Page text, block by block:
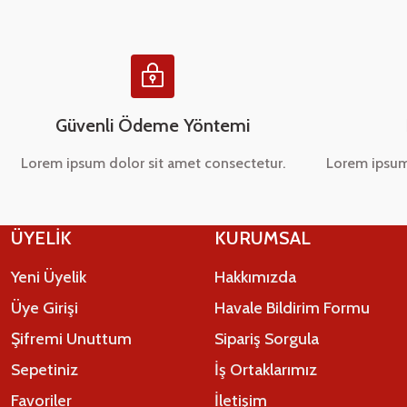
Bu ürüne benzer farklı alternatifler olmalı.
Güvenli Ödeme Yöntemi
Lorem ipsum dolor sit amet consectetur. Lorem
ÜYELİK
Yeni Üyelik
Üye Girişi
Şifremi Unuttum
Sepetiniz
Favoriler
KURUMSAL
Hakkımızda
Havale Bildirim Formu
Sipariş Sorgula
İş Ortaklarımız
İletişim